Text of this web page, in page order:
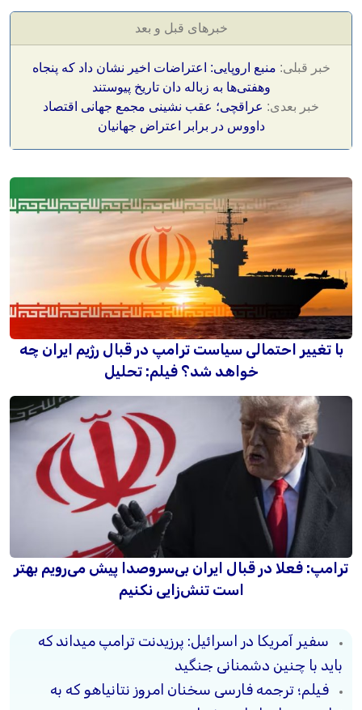
خبرهای قبل و بعد
خبر قبلی: منبع اروپایی: اعتراضات اخیر نشان داد که پنجاه
وهفتی‌ها به زباله دان تاریخ پیوستند
خبر بعدی: عراقچی؛ عقب نشینی مجمع جهانی اقتصاد
داووس در برابر اعتراض جهانیان
با تغییر احتمالی سیاست ترامپ در قبال رژیم ایران چه
خواهد شد؟ فیلم: تحلیل
ترامپ: فعلا در قبال ایران بی‌سروصدا پیش می‌رویم بهتر
است تنش‌زایی نکنیم
سفیر آمریکا در اسرائیل: پرزیدنت ترامپ میداند که
باید با چنین دشمنانی جنگید
فیلم؛ ترجمه فارسی سخنان امروز نتانیاهو که به